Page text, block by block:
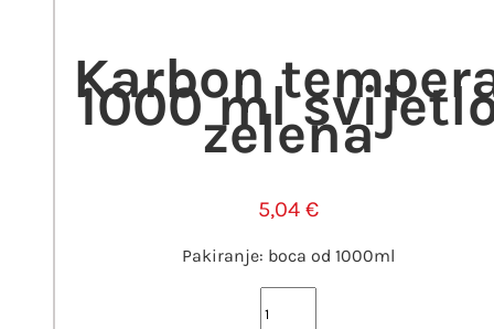
Karbon
1000 ml
zelena
5,04 €
Pakiranje: boca od 1000ml